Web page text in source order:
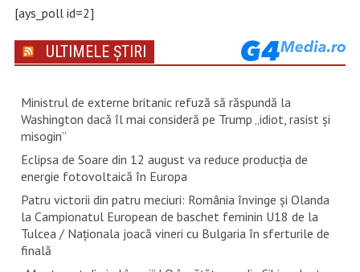
[ays_poll id=2]
ULTIMELE ȘTIRI
Ministrul de externe britanic refuză să răspundă la
Washington dacă îl mai consideră pe Trump „idiot, rasist şi
misogin”
Eclipsa de Soare din 12 august va reduce producția de
energie fotovoltaică în Europa
Patru victorii din patru meciuri: România învinge și Olanda
la Campionatul European de baschet feminin U18 de la
Tulcea / Naționala joacă vineri cu Bulgaria în sferturile de
finală